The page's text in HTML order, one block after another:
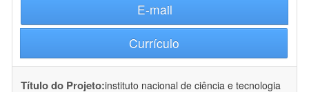
E-mail
Currículo
Título do Projeto:instituto nacional de ciência e tecnologia